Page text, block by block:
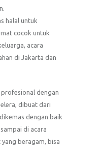
halal untuk
cocok untuk
acara
di Jakarta dan
profesional dengan
dibuat dari
dengan baik
di acara
beragam, bisa